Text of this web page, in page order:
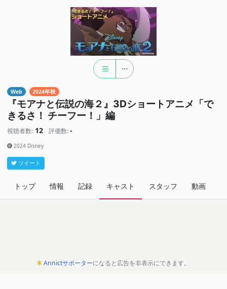
Web 2024年秋
『モアナと伝説の海２』3Dショートアニメ「で
きるさ！ チーフー！」編
視聴者数: 12 評価数: -
2024 Disney
ツイート
トップ 情報 記録 キャスト スタッフ 動画
Annictサポーターになると広告を非表示にできます。